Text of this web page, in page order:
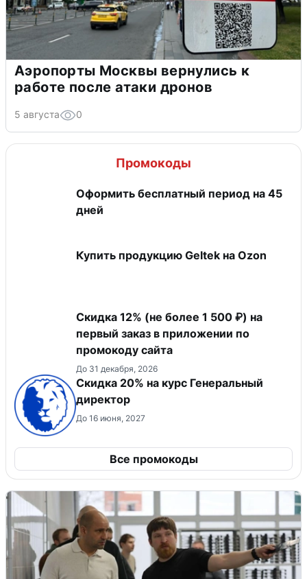
Аэропорты Москвы вернулись к
работе после атаки дронов
5 августа 0
Промокоды
Оформить бесплатный период на 45
дней
Купить продукцию Geltek на Ozon
Скидка 12% (не более 1 500 ₽) на
первый заказ в приложении по
промокоду сайта
До 31 декабря, 2026
Скидка 20% на курс Генеральный
директор
До 16 июня, 2027
Все промокоды